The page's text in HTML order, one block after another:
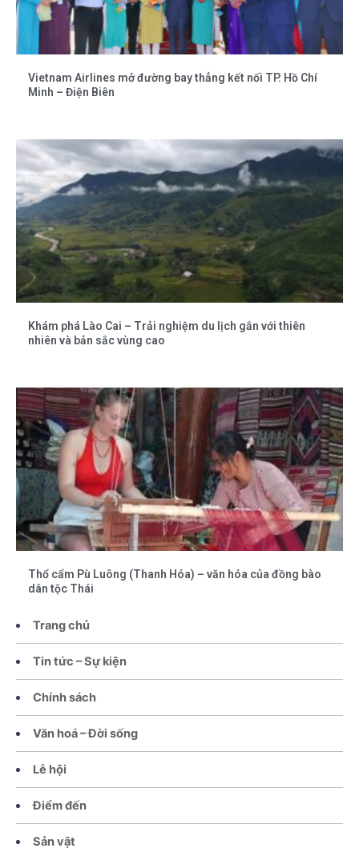
Trang chủ
Tin tức – Sự kiện
Chính sách
Văn hoá – Đời sống
Lễ hội
Điểm đến
Sản vật
Vietnam Airlines mở đường bay thẳng kết nối TP. Hồ Chí
Minh – Điện Biên
Khám phá Lào Cai – Trải nghiệm du lịch gắn với thiên
nhiên và bản sắc vùng cao
Thổ cẩm Pù Luông (Thanh Hóa) – văn hóa của đồng bào
dân tộc Thái